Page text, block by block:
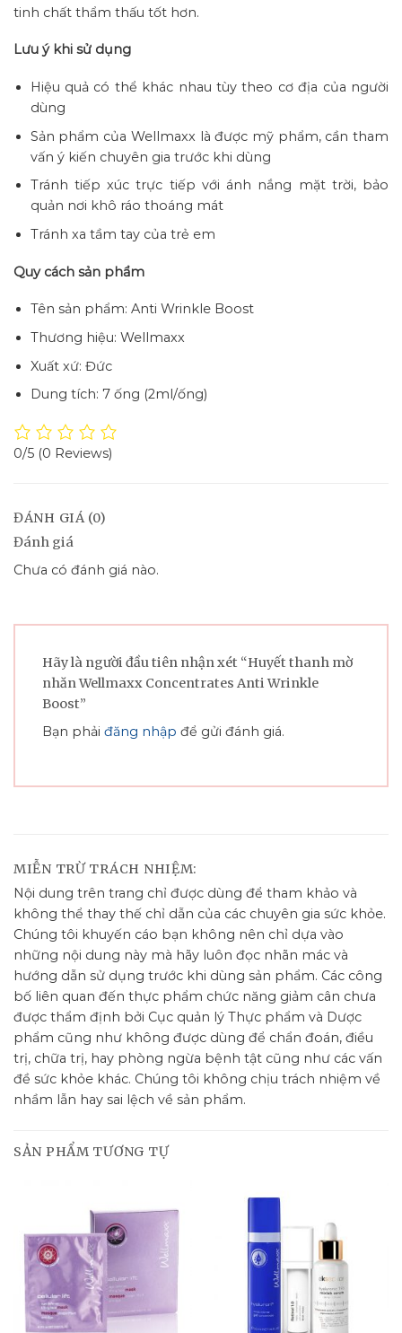
tinh chất thẩm thấu tốt hơn.
Lưu ý khi sử dụng
Hiệu quả có thể khác nhau tùy theo cơ địa của người
dùng
Sản phẩm của Wellmaxx là được mỹ phẩm, cần tham
vấn ý kiến chuyên gia trước khi dùng
Tránh tiếp xúc trực tiếp với ánh nắng mặt trời, bảo
quản nơi khô ráo thoáng mát
Tránh xa tầm tay của trẻ em
Quy cách sản phẩm
Tên sản phẩm: Anti Wrinkle Boost
Thương hiệu: Wellmaxx
Xuất xứ: Đức
Dung tích: 7 ống (2ml/ống)
0/5 (0 Reviews)
ĐÁNH GIÁ (0)
Đánh giá
Chưa có đánh giá nào.
Hãy là người đầu tiên nhận xét “Huyết thanh mờ
nhăn Wellmaxx Concentrates Anti Wrinkle
Boost”
Bạn phải đăng nhập để gửi đánh giá.
MIỄN TRỪ TRÁCH NHIỆM:
Nội dung trên trang chỉ được dùng để tham khảo và
không thể thay thế chỉ dẫn của các chuyên gia sức khỏe.
Chúng tôi khuyến cáo bạn không nên chỉ dựa vào
những nội dung này mà hãy luôn đọc nhãn mác và
hướng dẫn sử dụng trước khi dùng sản phẩm. Các công
bố liên quan đến thực phẩm chức năng giảm cân chưa
được thẩm định bởi Cục quản lý Thực phẩm và Dược
phẩm cũng như không được dùng để chẩn đoán, điều
trị, chữa trị, hay phòng ngừa bệnh tật cũng như các vấn
đề sức khỏe khác. Chúng tôi không chịu trách nhiệm về
nhầm lẫn hay sai lệch về sản phẩm.
SẢN PHẨM TƯƠNG TỰ